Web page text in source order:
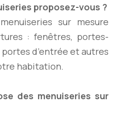
proposez-vous ?
sur mesure
: fenêtres, portes-
d’entrée et autres
habitation.
des menuiseries sur